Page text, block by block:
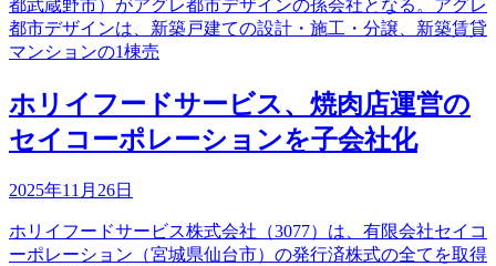
都武蔵野市）がアグレ都市デザインの孫会社となる。アグレ
都市デザインは、新築戸建ての設計・施工・分譲、新築賃貸
マンションの1棟売
ホリイフードサービス、焼肉店運営の
セイコーポレーションを子会社化
2025年11月26日
ホリイフードサービス株式会社（3077）は、有限会社セイコ
ーポレーション（宮城県仙台市）の発行済株式の全てを取得